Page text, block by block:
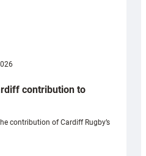
contribution to
contribution of Cardiff Rugby’s